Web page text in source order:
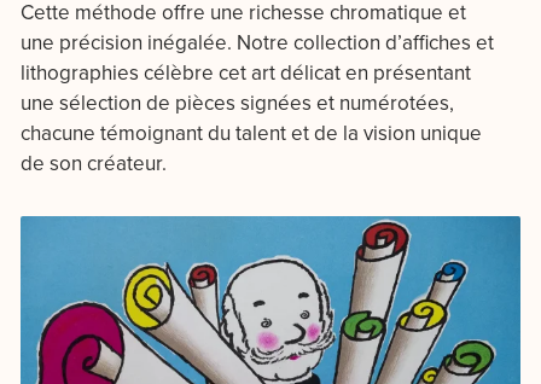
Cette méthode offre une richesse chromatique et
une précision inégalée. Notre collection d’affiches et
lithographies célèbre cet art délicat en présentant
une sélection de pièces signées et numérotées,
chacune témoignant du talent et de la vision unique
de son créateur.